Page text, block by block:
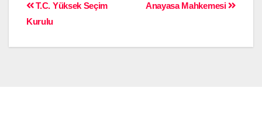
Anayasa Mahkemesi
T.C. Yüksek Seçim
Kurulu